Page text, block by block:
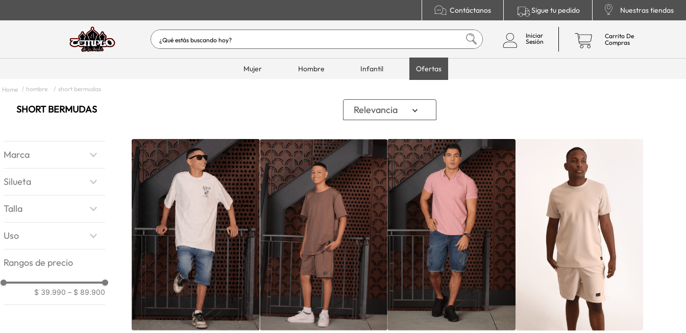
Contáctanos Sigue tu pedido Nuestras tiendas
¿Qué estás buscando hoy?
Mujer Hombre Infantil Ofertas
hombre short bermudas
SHORT BERMUDAS Relevancia
Marca
Brand name
Silueta
Regular
AMPLIO
Amplia
ajustada
Talla
M
L
XL
28
30
Uso
Deportivo
Rangos de precio
$ 39.990 – $ 89.900
TÉRMINOS MÁS BUSCADOS
5.
blusas
6.
enterizos-conjuntos
7
hombre
blusas dama
mujer
10. chaqueta